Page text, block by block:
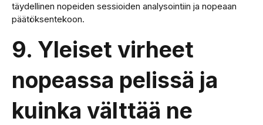
täydellinen nopeiden sessioiden analysointiin ja nopeaan
päätöksentekoon.
9. Yleiset virheet
nopeassa pelissä ja
kuinka välttää ne